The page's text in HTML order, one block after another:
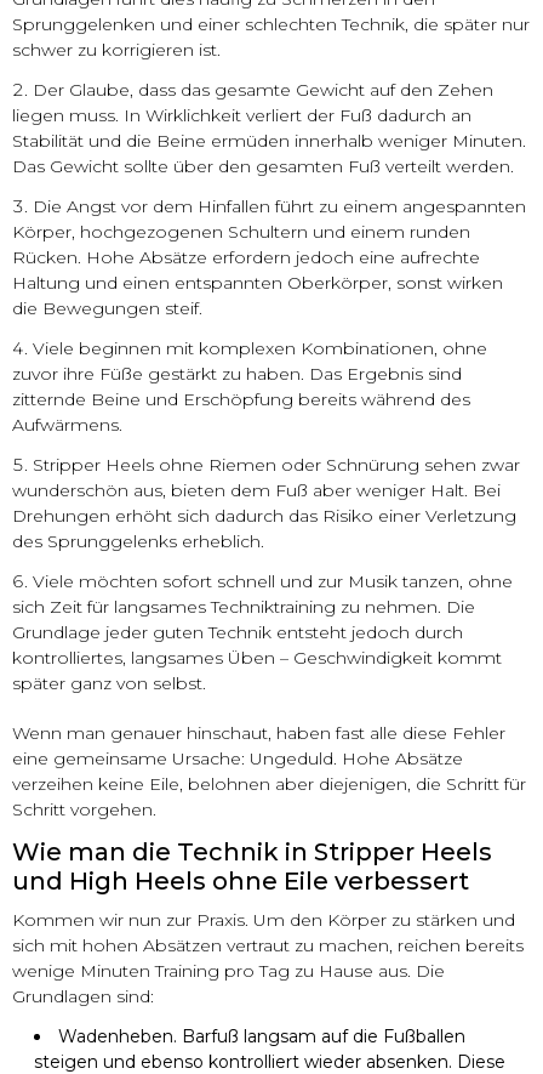
Sprunggelenken und einer schlechten Technik, die später nur
schwer zu korrigieren ist.
Der Glaube, dass das gesamte Gewicht auf den Zehen
liegen muss. In Wirklichkeit verliert der Fuß dadurch an
Stabilität und die Beine ermüden innerhalb weniger Minuten.
Das Gewicht sollte über den gesamten Fuß verteilt werden.
Die Angst vor dem Hinfallen führt zu einem angespannten
Körper, hochgezogenen Schultern und einem runden
Rücken. Hohe Absätze erfordern jedoch eine aufrechte
Haltung und einen entspannten Oberkörper, sonst wirken
die Bewegungen steif.
Viele beginnen mit komplexen Kombinationen, ohne
zuvor ihre Füße gestärkt zu haben. Das Ergebnis sind
zitternde Beine und Erschöpfung bereits während des
Aufwärmens.
Stripper Heels ohne Riemen oder Schnürung sehen zwar
wunderschön aus, bieten dem Fuß aber weniger Halt. Bei
Drehungen erhöht sich dadurch das Risiko einer Verletzung
des Sprunggelenks erheblich.
Viele möchten sofort schnell und zur Musik tanzen, ohne
sich Zeit für langsames Techniktraining zu nehmen. Die
Grundlage jeder guten Technik entsteht jedoch durch
kontrolliertes, langsames Üben – Geschwindigkeit kommt
später ganz von selbst.
Wenn man genauer hinschaut, haben fast alle diese Fehler
eine gemeinsame Ursache: Ungeduld. Hohe Absätze
verzeihen keine Eile, belohnen aber diejenigen, die Schritt für
Schritt vorgehen.
Wie man die Technik in Stripper Heels
und High Heels ohne Eile verbessert
Kommen wir nun zur Praxis. Um den Körper zu stärken und
sich mit hohen Absätzen vertraut zu machen, reichen bereits
wenige Minuten Training pro Tag zu Hause aus. Die
Grundlagen sind:
Wadenheben. Barfuß langsam auf die Fußballen
steigen und ebenso kontrolliert wieder absenken. Diese